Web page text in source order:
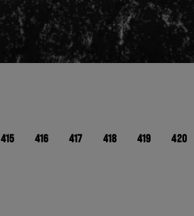
415 416 417 418 419 420